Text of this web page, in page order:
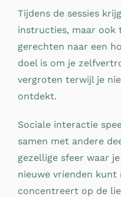
Tijdens de sessies
instructies, maar ook
gerechten naar een
doel is om je
vergroten terwijl je
ontdekt.
Sociale interactie
samen met andere
gezellige sfeer waar
nieuwe vrienden kunt
concentreert op de